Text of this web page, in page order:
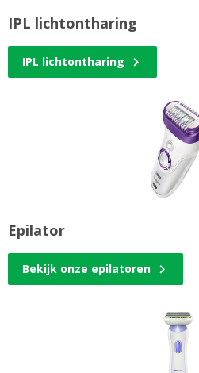
IPL lichtontharing
IPL lichtontharing
Epilator
Bekijk onze epilatoren